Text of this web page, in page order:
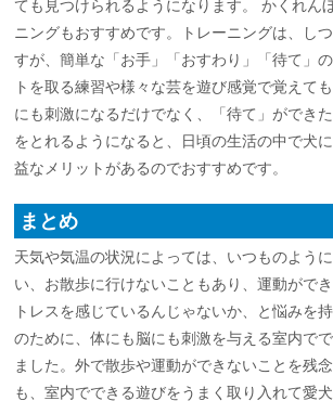
ても見つけられるようになります。 かくれん
ニングもおすすめです。トレーニングは、し
すが、簡単な「お手」「おすわり」「待て」
トを取る練習や様々な芸を遊び感覚で覚えて
にも刺激になるだけでなく、「待て」ができ
をとれるようになると、日頃の生活の中で犬
益なメリットがあるのでおすすめです。
まとめ
天気や気温の状況によっては、いつものよう
い、お散歩に行けないこともあり、運動がで
トレスを感じているんじゃないか、と悩みを
のために、体にも脳にも刺激を与える室内で
ました。外で散歩や運動ができないことを残
も、室内でできる遊びをうまく取り入れて愛